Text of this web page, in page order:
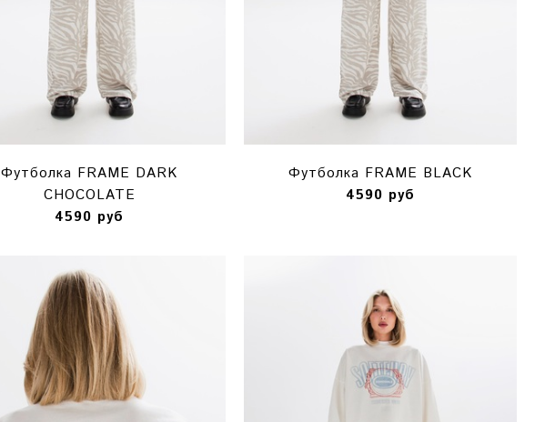
Футболка FRAME DARK
CHOCOLATE
4590 руб
Футболка FRAME BLACK
4590 руб